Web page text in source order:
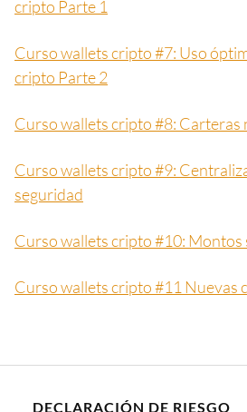
cripto Parte 1
Curso wallets cripto #7: Uso
cripto Parte 2
Curso wallets cripto #8: Carteras
Curso wallets cripto #9:
seguridad
Curso wallets cripto #10: Montos
Curso wallets cripto #11 Nuevas
DECLARACIÓN DE RIESGO